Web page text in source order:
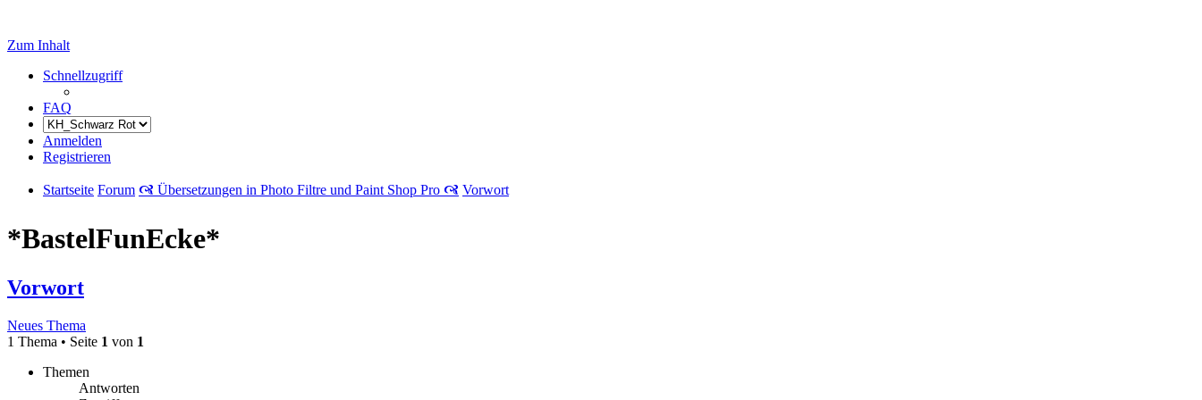
Zum Inhalt
Schnellzugriff
FAQ
Anmelden
Registrieren
Startseite Forum 🙧 Übersetzungen in Photo Filtre und Paint Shop Pro 🙧 Vorwort
*BastelFunEcke*
Vorwort
Neues Thema
1 Thema • Seite 1 von 1
Themen
Antworten